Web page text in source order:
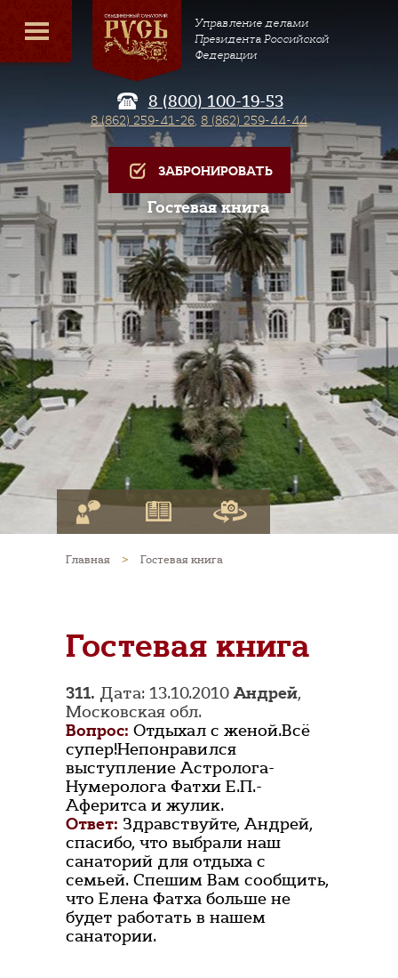
Управление делами
Президента Российской
Федерации
8 (800) 100-19-53
8 (862) 259-41-26, 8 (862) 259-44-44
ЗАБРОНИРОВАТЬ
Гостевая книга
Главная > Гостевая книга
Гостевая книга
311. Дата: 13.10.2010Андрей,
Московская обл.
Вопрос: Отдыхал с женой.Всё
супер!Непонравился
выступление Астролога-
Нумеролога Фатхи Е.П.-
Аферитса и жулик.
Ответ: Здравствуйте, Андрей,
спасибо, что выбрали наш
санаторий для отдыха с
семьей. Спешим Вам сообщить,
что Елена Фатха больше не
будет работать в нашем
санатории.